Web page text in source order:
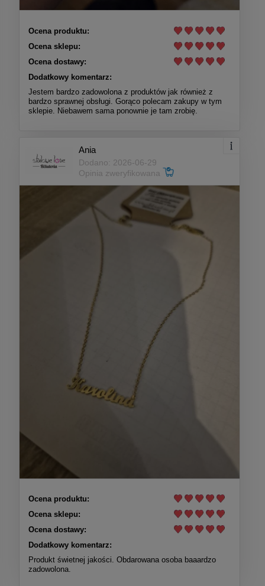
Ocena produktu:
Ocena sklepu:
Ocena dostawy:
Dodatkowy komentarz:
Jestem bardzo zadowolona z produktów jak również z
bardzo sprawnej obsługi. Gorąco polecam zakupy w tym
sklepie. Niebawem sama ponownie je tam zrobię.
Ania
Dodano: 2026-06-29
Opinia zweryfikowana
Ocena produktu:
Ocena sklepu:
Ocena dostawy:
Dodatkowy komentarz:
Produkt świetnej jakości. Obdarowana osoba baaardzo
zadowolona.